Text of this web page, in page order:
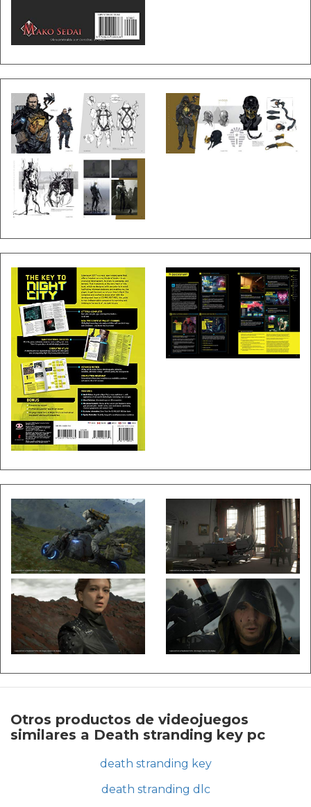
Otros productos de videojuegos
similares a Death stranding key pc
death stranding key
death stranding dlc